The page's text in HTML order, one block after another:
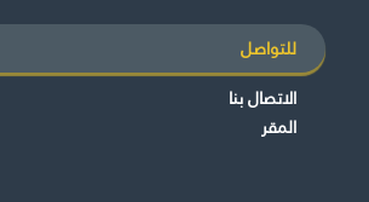
للتواصل
الاتصال بنا
المقر